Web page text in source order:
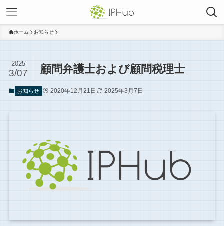
ホーム お知らせ
顧問弁護士および顧問税理士
2025
3/07
お知らせ 2020年12月21日 2025年3月7日